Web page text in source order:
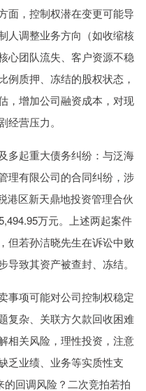
面，控制权潜在变更可能导
人调整业务方向（如收缩核
心团队流失、客户资源不稳
例质押、冻结的股权状态，
，增加公司融资成本，对现
营压力。
多起重大债务纠纷：与泛海
理有限公司的合同纠纷，涉
港区新天鼎地投资管理合伙
万元。上述两起案件
但若孙洁晓先生在诉讼中败
致其资产被查封、冻结。
事项可能对公司控制权稳定
复杂、关联方欠款回收困难
相关风险，理性投资，注意
乏业绩、业务等实质性支
的回调风险？二次竞拍若拍